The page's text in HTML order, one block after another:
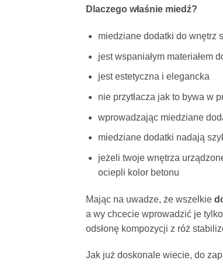
Dlaczego właśnie miedź?
miedziane dodatki do wnętrz
jest wspaniałym materiałem
jest estetyczna i elegancka
nie przytłacza jak to bywa w
wprowadzając miedziane
miedziane dodatki nadają
jeżeli twoje wnętrza
ociepli kolor betonu
Mając na uwadze, że wszelkie
a wy chcecie wprowadzić je
odsłonę kompozycji z róż
Jak już doskonale wiecie, do